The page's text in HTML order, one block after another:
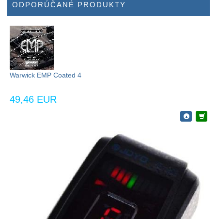
ODPORÚČANÉ PRODUKTY
Warwick EMP Coated 4
49,46 EUR